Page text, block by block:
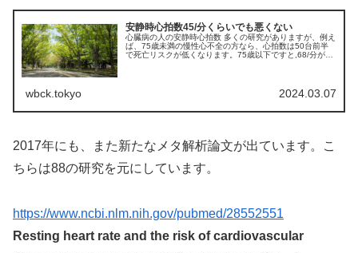
安静時心拍数45/分くらいでも悪くない
心臓病の人の安静時心拍数 多くの研究がありますが、例え
ば、75歳未満の慢性心不全の方なら、心拍数は50台前半
で死亡リスクが低くなります。75歳以下ですと,68/分が最
wbck.tokyo 2024.03.07
2017年にも、また新たなメタ解析論文が出ています。こ
ちらは88の研究を元にしています。
https://www.ncbi.nlm.nih.gov/pubmed/28552551
Resting heart rate and the risk of cardiovascular